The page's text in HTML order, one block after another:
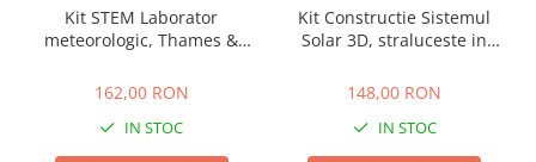
Kit STEM Laborator
meteorologic, Thames &
162,00 RON
IN STOC
Kit Constructie Sistemul
Solar 3D, straluceste in
148,00 RON
IN STOC